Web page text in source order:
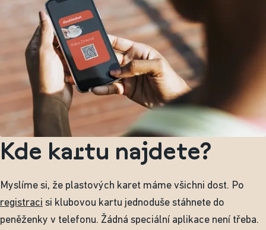
Kde kartu najdete?
Myslíme si, že plastových karet máme všichni dost. Po
registraci si klubovou kartu jednoduše stáhnete do
peněženky v telefonu. Žádná speciální aplikace není třeba.